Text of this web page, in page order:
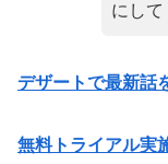
にし
デザートで最新話
無料トライアル実